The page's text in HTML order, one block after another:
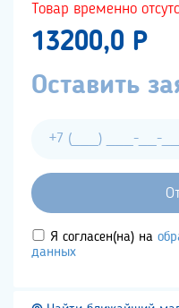
Товар временно
13200,0 P
Оставить
Я согласен(на) на
данных